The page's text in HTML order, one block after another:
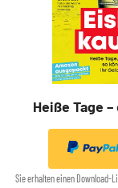
Heiße Tage
Sie erhalten einen Download-